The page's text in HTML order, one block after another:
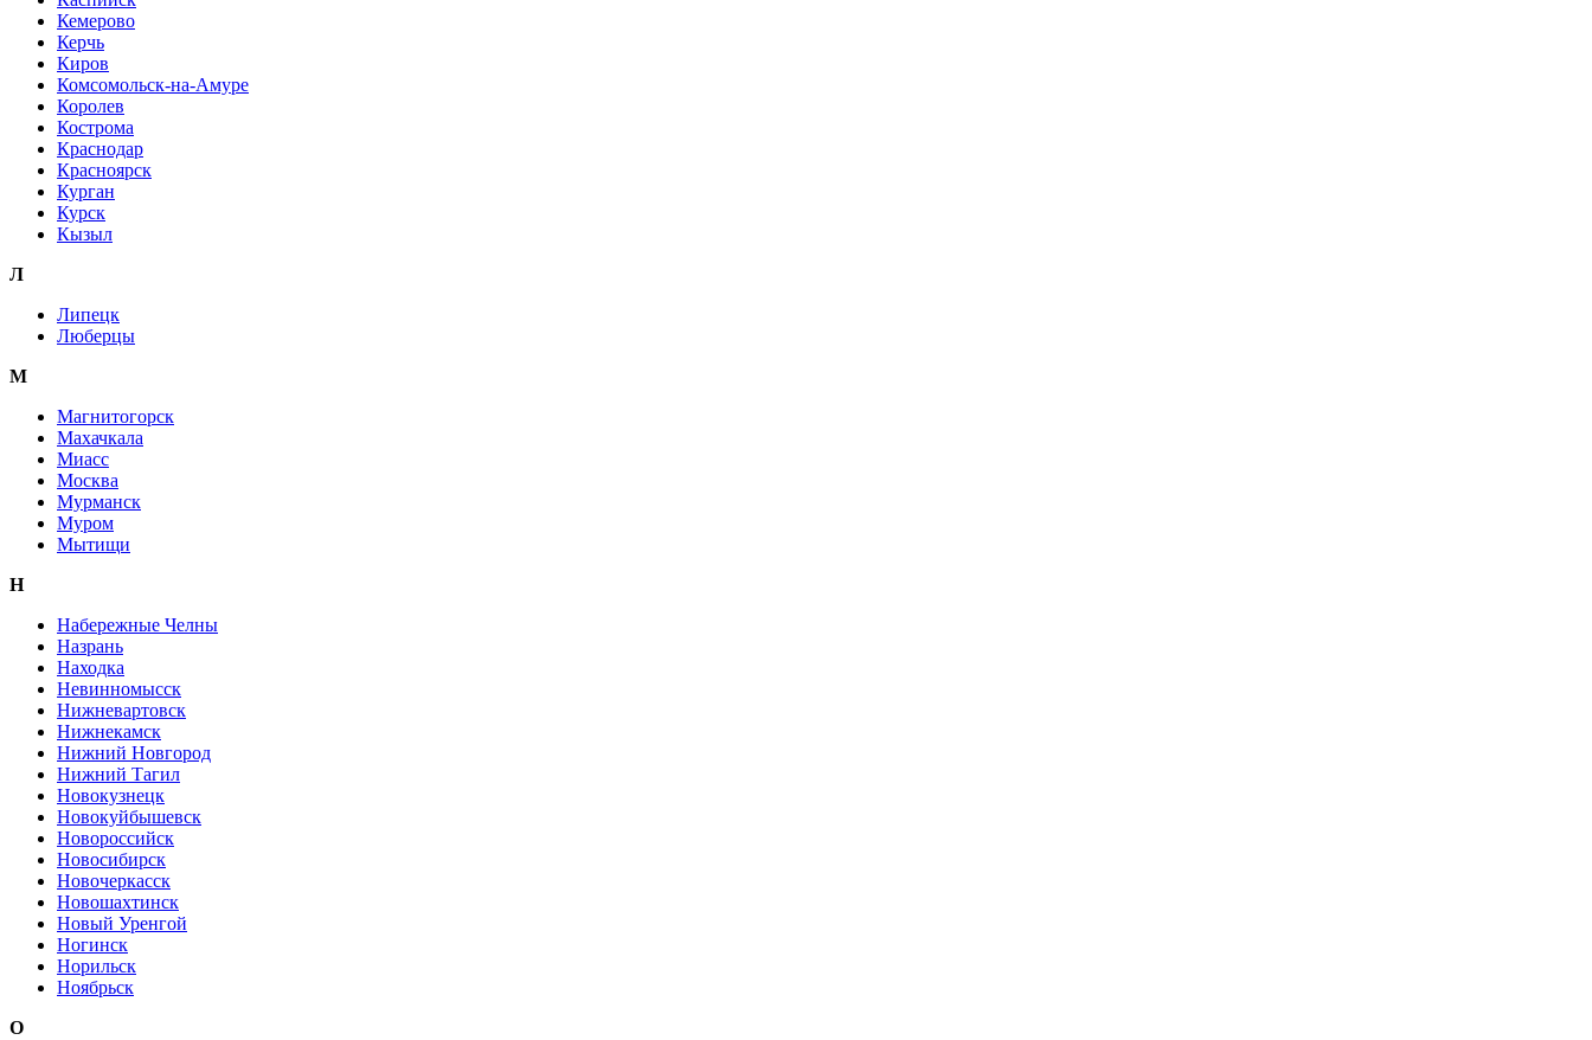
Кемерово
Керчь
Киров
Комсомольск-на-Амуре
Королев
Кострома
Краснодар
Красноярск
Курган
Курск
Кызыл
Л
Липецк
Люберцы
М
Магнитогорск
Махачкала
Миасс
Москва
Мурманск
Муром
Мытищи
Н
Набережные Челны
Назрань
Находка
Невинномысск
Нижневартовск
Нижнекамск
Нижний Новгород
Нижний Тагил
Новокузнецк
Новокуйбышевск
Новороссийск
Новосибирск
Новочеркасск
Новошахтинск
Новый Уренгой
Ногинск
Норильск
Ноябрьск
О